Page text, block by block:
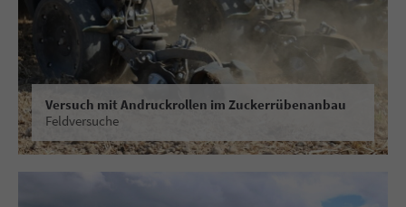
Versuch mit Andruckrollen im Zuckerrübenanbau
Feldversuche